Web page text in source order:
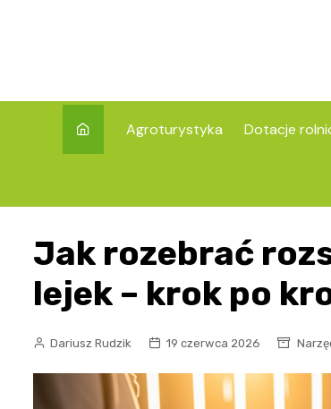
Agroturystyka Dotacje
Jak rozebrać
lejek – krok po
Dariusz Rudzik 19 czerwca 2026